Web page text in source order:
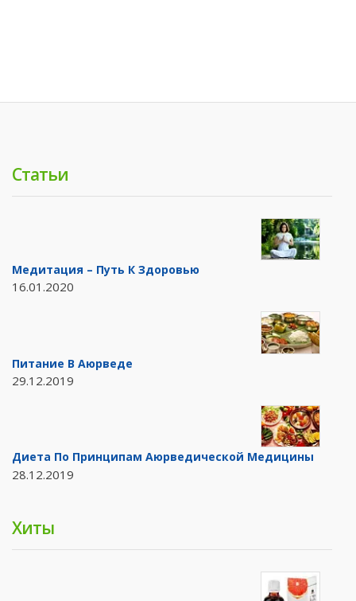
Статьи
Медитация – Путь К Здоровью
16.01.2020
Питание В Аюрведе
29.12.2019
Диета По Принципам Аюрведической Медицины
28.12.2019
Хиты